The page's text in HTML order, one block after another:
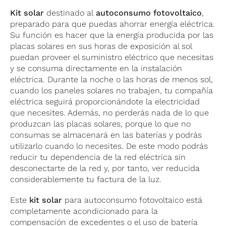
en todo momento para adaptar los consumos, y a los
técnicos de Cambio Energético ver si hay algún
problema y darle solución remotamente. El inversor
es increíblemente duradero gozando de una
calificación IP65 adaptado para resistir los ambientes
más agresivos tanto para interior como para exterior,
preparado incluso para ambientes cargados de
amoniaco como granjas o ambientes salinos como el
mar. ¿Quieres ver las características de estos
inversores y porque merece la pena tener tu
instalación con ellos?, échale un vistazo a
nuestracomparativa entre SolarEdge y el resto de
inversores.Garantía de 12 años ampliables a 25.
Contacta aquí con nosotros
Kit solar destinado al autoconsumo fotovoltaico,
preparado para que puedas ahorrar energía eléctrica.
Su función es hacer que la energía producida por las
placas solares en sus horas de exposición al sol
puedan proveer el suministro eléctrico que necesitas
y se consuma directamente en la instalación
eléctrica. Durante la noche o las horas de menos sol,
cuando los paneles solares no trabajen, tu compañía
eléctrica seguirá proporcionándote la electricidad
que necesites. Además, no perderás nada de lo que
produzcan las placas solares, porque lo que no
consumas se almacenará en las baterías y podrás
utilizarlo cuando lo necesites. De este modo podrás
reducir tu dependencia de la red eléctrica sin
desconectarte de la red y, por tanto, ver reducida
considerablemente tu factura de la luz.
Este kit solar para autoconsumo fotovoltaico está
completamente acondicionado para la
compensación de excedentes o el uso de batería